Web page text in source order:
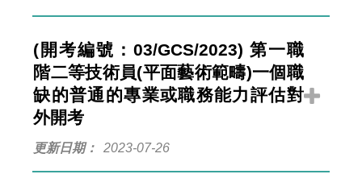
(開考編號：03/GCS/2023) 第一職
階二等技術員(平面藝術範疇)一個職
缺的普通的專業或職務能力評估對
外開考
更新日期 2023-07-26